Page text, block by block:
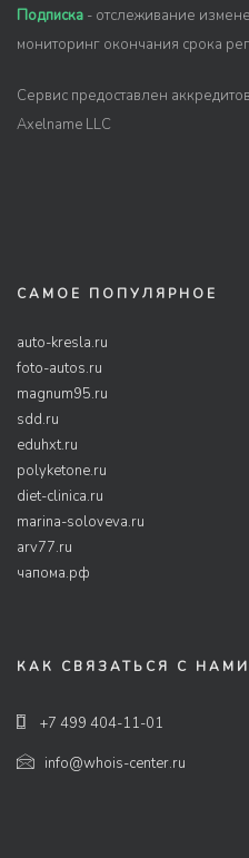
Подписка - отслеживание
мониторинг окончания срока
Сервис предоставлен
Axelname LLC
САМОЕ ПОПУЛЯРНОЕ
auto-kresla.ru
foto-autos.ru
magnum95.ru
sdd.ru
eduhxt.ru
polyketone.ru
diet-clinica.ru
marina-soloveva.ru
arv77.ru
чапома.рф
КАК СВЯЗАТЬСЯ С НАМИ
+7 499 404-11-01
info@whois-center.ru